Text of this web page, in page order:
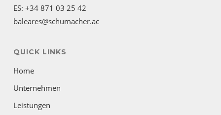
ES: +34 871 03 25 42
baleares@schumacher.ac
QUICK LINKS
Home
Unternehmen
Leistungen